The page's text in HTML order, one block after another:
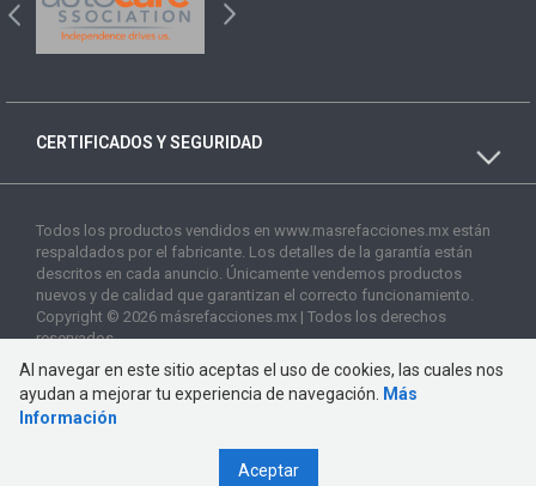
CERTIFICADOS Y SEGURIDAD
Todos los productos vendidos en www.masrefacciones.mx están
respaldados por el fabricante. Los detalles de la garantía están
descritos en cada anuncio. Únicamente vendemos productos
nuevos y de calidad que garantizan el correcto funcionamiento.
Copyright © 2026 másrefacciones.mx | Todos los derechos
reservados
Al navegar en este sitio aceptas el uso de cookies, las cuales nos
ayudan a mejorar tu experiencia de navegación.
Más
Información
Aceptar